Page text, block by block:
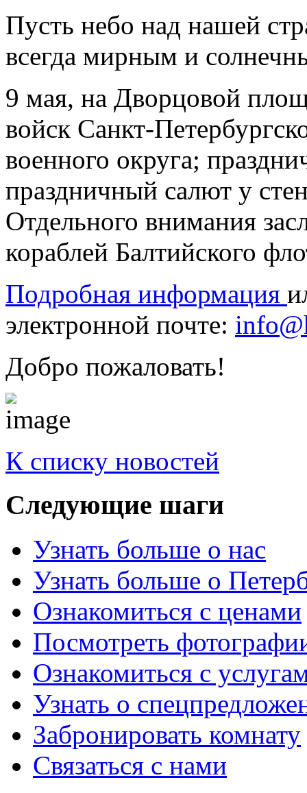
Пусть небо над нашей
всегда мирным и
9 мая, на Дворцовой
войск Санкт-
военного округа;
праздничный салют у
Отдельного внимания
кораблей Балтийского
Подробная информация
электронной почте:
Добро пожаловать!
К списку новостей
Следующие шаги
Узнать больше о нас
Узнать больше о
Ознакомиться с ценами
Посмотреть
Ознакомиться с
Узнать о
Забронировать комнату
Связаться с нами